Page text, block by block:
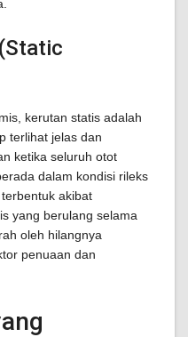
kerutan statis adalah
terlihat jelas dan
ketika seluruh otot
dalam kondisi rileks
akibat
yang berulang selama
oleh hilangnya
penuaan dan